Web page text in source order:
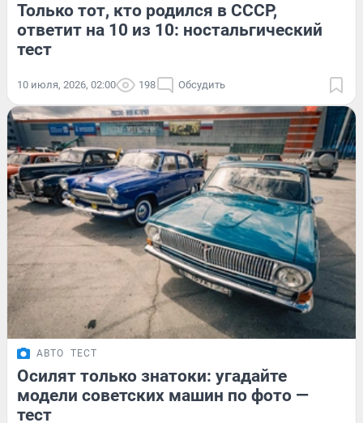
Только тот, кто родился в СССР,
ответит на 10 из 10: ностальгический
тест
10 июля, 2026, 02:00 198 Обсудить
АВТО ТЕСТ
Осилят только знатоки: угадайте
модели советских машин по фото —
тест